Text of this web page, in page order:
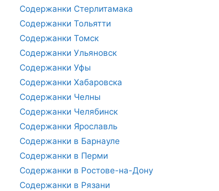
Содержанки Стерлитамака
Содержанки Тольятти
Содержанки Томск
Содержанки Ульяновск
Содержанки Уфы
Содержанки Хабаровска
Содержанки Челны
Содержанки Челябинск
Содержанки Ярославль
Содержанки в Барнауле
Содержанки в Перми
Содержанки в Ростове-на-Дону
Содержанки в Рязани